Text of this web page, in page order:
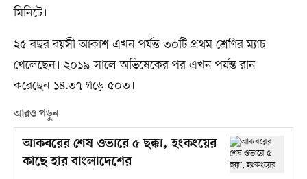
মিনিটে।
২৫ বছর বয়সী আকাশ এখন পর্যন্ত ৩০টি প্রথম শ্রেণির ম্যাচ
খেলেছেন। ২০১৯ সালে অভিষেকের পর এখন পর্যন্ত রান
করেছেন ১৪.৩৭ গড়ে ৫০৩।
আরও পড়ুন
আকবরের শেষ ওভারে ৫ ছক্কা, হংকংয়ের
কাছে হার বাংলাদেশের